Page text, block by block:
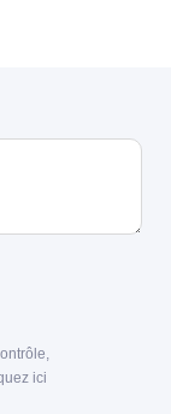
ici